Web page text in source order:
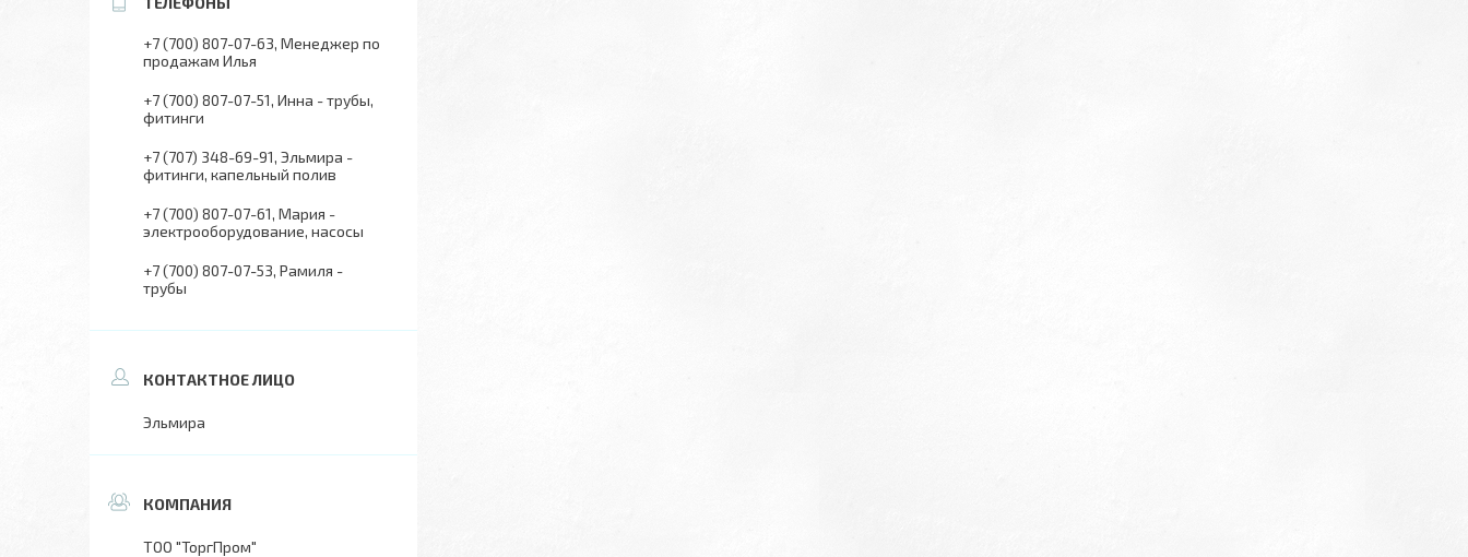
+7 (700) 807-07-63 Менеджер по
продажам Илья
+7 (700) 807-07-51 Инна - трубы,
фитинги
+7 (707) 348-69-91 Эльмира -
фитинги, капельный полив
+7 (700) 807-07-61 Мария -
электрооборудование, насосы
+7 (700) 807-07-53 Рамиля -
трубы
Эльмира
ТОО "ТоргПром"